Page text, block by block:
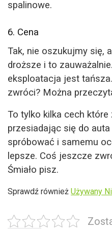
spalinowe.
6. Cena
Tak, nie oszukujmy się,
droższe i to
eksploatacja jest
zwróci? Można
To tylko kilka cech
przesiadając się do
spróbować i samemu
lepsze. Coś jeszcze
Śmiało pisz.
Sprawdź również Używany